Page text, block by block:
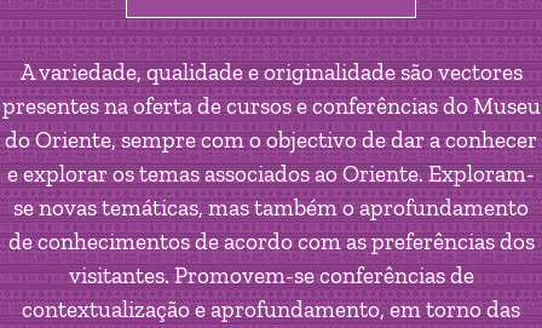
A variedade, qualidade e originalidade são vectores
presentes na oferta de cursos e conferências do Museu
do Oriente, sempre com o objectivo de dar a conhecer
e explorar os temas associados ao Oriente. Exploram-
se novas temáticas, mas também o aprofundamento
de conhecimentos de acordo com as preferências dos
visitantes. Promovem-se conferências de
contextualização e aprofundamento, em torno das